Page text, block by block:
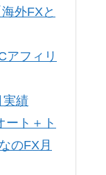
外FXと
アフィリ
実績
ート＋ト
のFX月